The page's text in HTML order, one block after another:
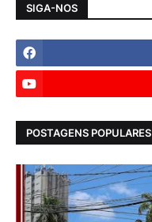
SIGA-NOS
POSTAGENS POPULARES